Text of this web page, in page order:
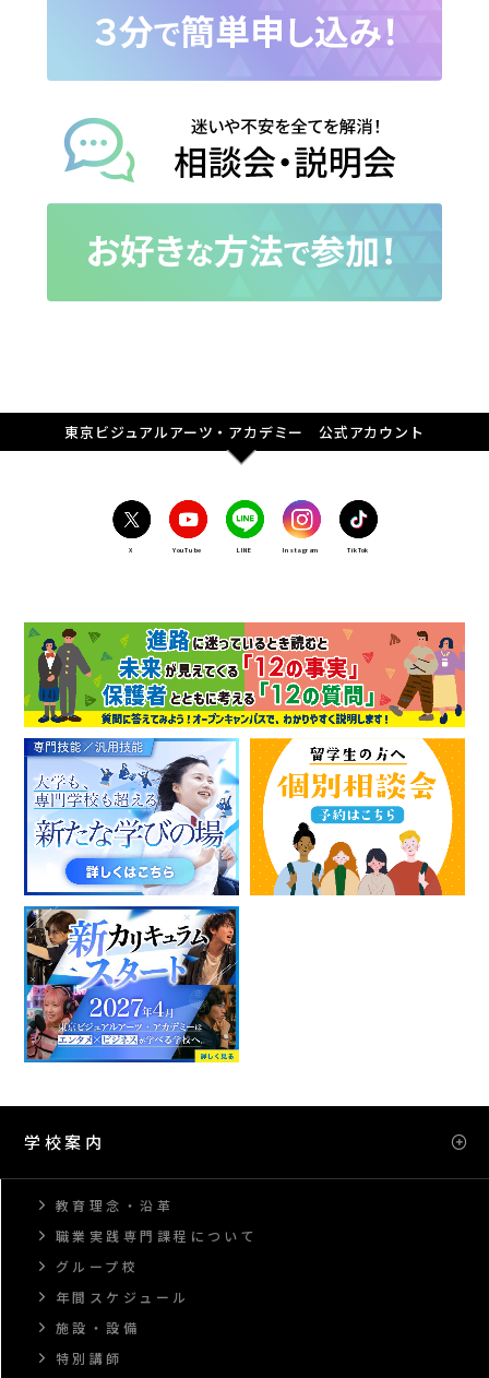
東京ビジュアルアーツ・アカデミー 公式アカウント
X YouTube LINE Instagram TikTok
学校案内
教育理念・沿革
職業実践専門課程について
グループ校
年間スケジュール
施設・設備
特別講師